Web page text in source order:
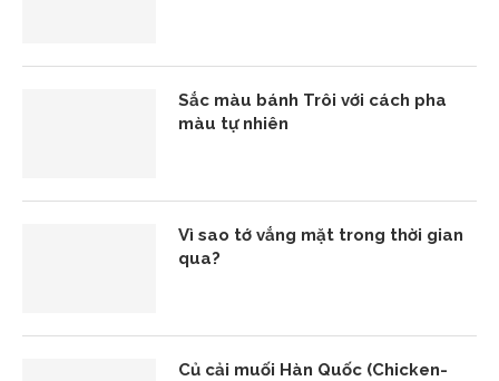
Sắc màu bánh Trôi với cách pha
màu tự nhiên
Vì sao tớ vắng mặt trong thời gian
qua?
Củ cải muối Hàn Quốc (Chicken-